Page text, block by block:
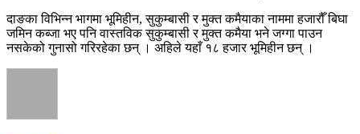
दाङका विभिन्न भागमा भूमिहीन, सुकुम्बासी र मुक्त कमैयाका नाममा हजारौँ बिघा
जमिन कब्जा भए पनि वास्तविक सुकुम्बासी र मुक्त कमैया भने जग्गा पाउन
नसकेको गुनासो गरिरहेका छन् । अहिले यहाँ १८ हजार भूमिहीन छन् ।